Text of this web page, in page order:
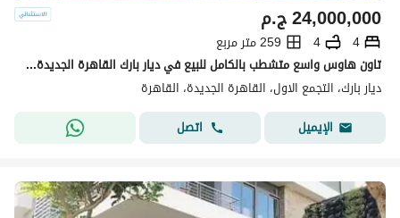
ج.م24,000,000
4
4
259 متر مربع
تاون هاوس واسع متشطب بالكامل للبيع في ديار بارك القاهرة الجديدة – موقع مميز، جاهز للاستلام، 4 غرف نوم، السعر قابل للتفاوض
ديار بارك، التجمع الاول، القاهرة الجديدة، القاهرة
الإيميل
اتصل